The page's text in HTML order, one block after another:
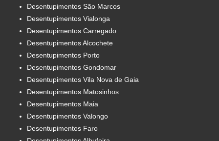
Desentupimentos São Marcos
Desentupimentos Vialonga
Desentupimentos Carregado
Desentupimentos Alcochete
Desentupimentos Porto
Desentupimentos Gondomar
Desentupimentos Vila Nova de Gaia
Desentupimentos Matosinhos
Desentupimentos Maia
Desentupimentos Valongo
Desentupimentos Faro